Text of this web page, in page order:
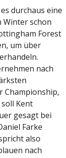
durchaus eine
Winter schon
Forest
um über
nach
Championship,
Kent
gesagt bei
Farke
also
nach